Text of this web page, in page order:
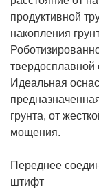
продуктивной
накопления
твердосплавной
Идеальная
грунта, от
мощения.
Переднее
штифт